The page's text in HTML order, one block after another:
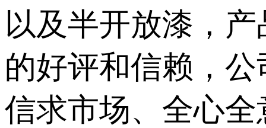
以及半开放漆，
的好评和信赖，
信求市场、全心